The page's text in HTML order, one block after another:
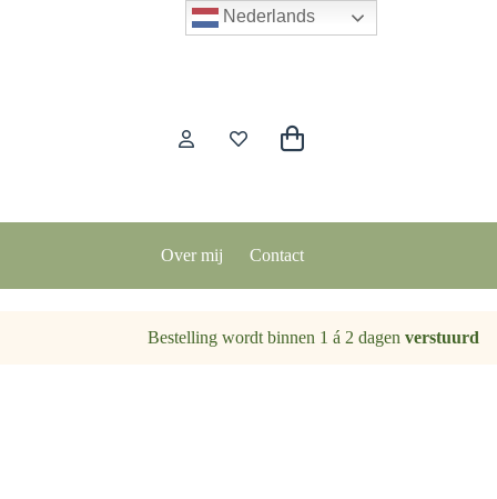
Winkelwagen
Over mij Contact
Bestelling wordt binnen 1 á 2 dagen verstuurd
Nederlands